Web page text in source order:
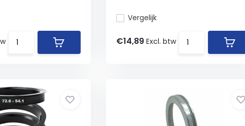
Vergelijk
€14,89 Excl. btw